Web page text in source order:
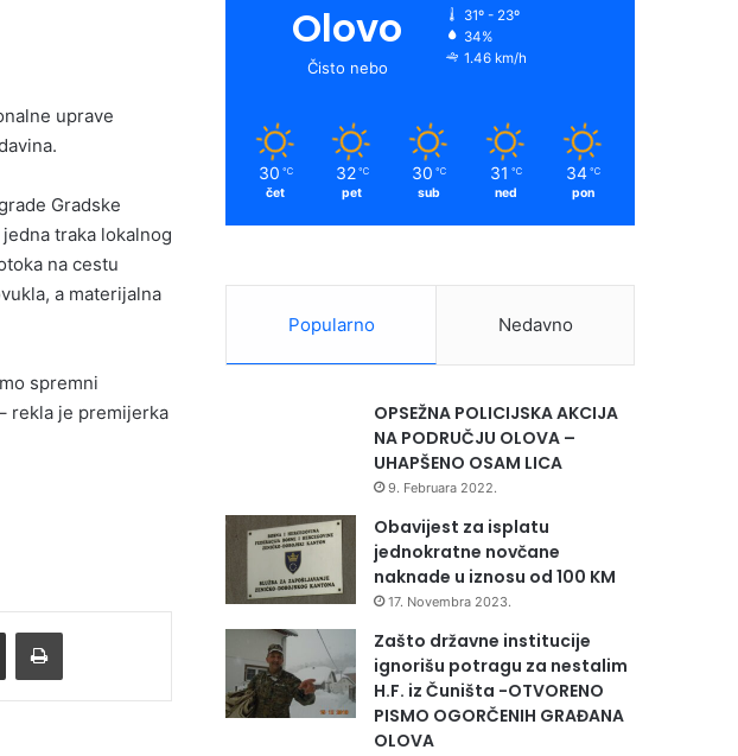
uprave
Gradske
traka lokalnog
na cestu
a materijalna
spremni
rekla je premijerka
Podijeli putem Emaila Print
Olovo
Čisto nebo
31º - 23º
34%
1.46 km/h
30 ℃
čet
32 ℃
pet
30 ℃
sub
31 ℃
ned
34 ℃
pon
Popularno Nedavno
OPSEŽNA POLICIJSKA AKCIJA
NA PODRUČJU OLOVA –
UHAPŠENO OSAM LICA
9. Februara 2022.
Obavijest za isplatu
jednokratne novčane
naknade u iznosu od 100 KM
17. Novembra 2023.
Zašto državne institucije
ignorišu potragu za nestalim
H.F. iz Čuništa -OTVORENO
PISMO OGORČENIH GRAĐANA
OLOVA